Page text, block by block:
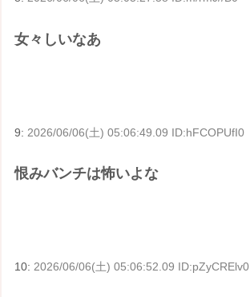
女々しいなあ
9: 2026/06/06(土) 05:06:49.09 ID:hFCOPUfI0
恨みバンチは怖いよな
10: 2026/06/06(土) 05:06:52.09 ID:pZyCRElv0